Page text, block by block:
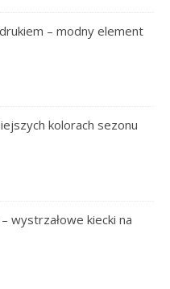
– modny element
kolorach sezonu
wystrzałowe kiecki na